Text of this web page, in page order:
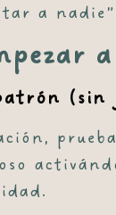
a
(sin